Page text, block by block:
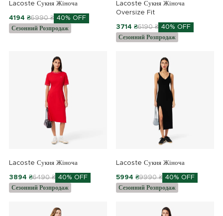
Lacoste Сукня Жіноча
4194 ₴6990 ₴ 40% OFF
Сезонний Розпродаж
Lacoste Сукня Жіноча
Oversize Fit
3714 ₴6190 ₴ 40% OFF
Сезонний Розпродаж
Lacoste Сукня Жіноча
3894 ₴6490 ₴ 40% OFF
Сезонний Розпродаж
Lacoste Сукня Жіноча
5994 ₴9990 ₴ 40% OFF
Сезонний Розпродаж